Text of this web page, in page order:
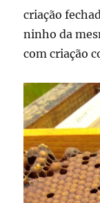
criação
ninho da
com criação